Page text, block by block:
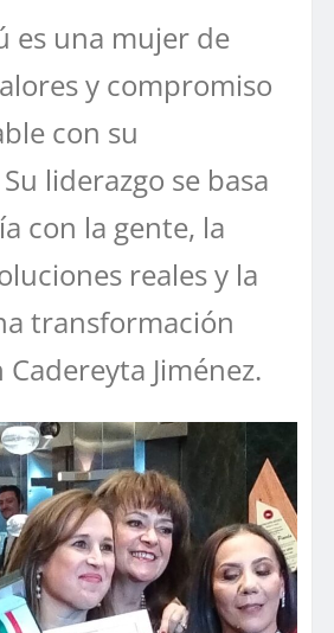
es una mujer de
y compromiso
con su
liderazgo se basa
con la gente, la
reales y la
transformación
Jiménez.